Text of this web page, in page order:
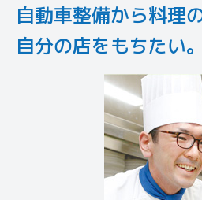
自動車整備から料理
自分の店をもちたい。